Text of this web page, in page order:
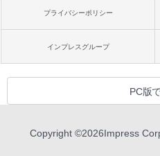
プライバシーポリシー
インプレスグループ
PC版
Copyright ©2026Impress